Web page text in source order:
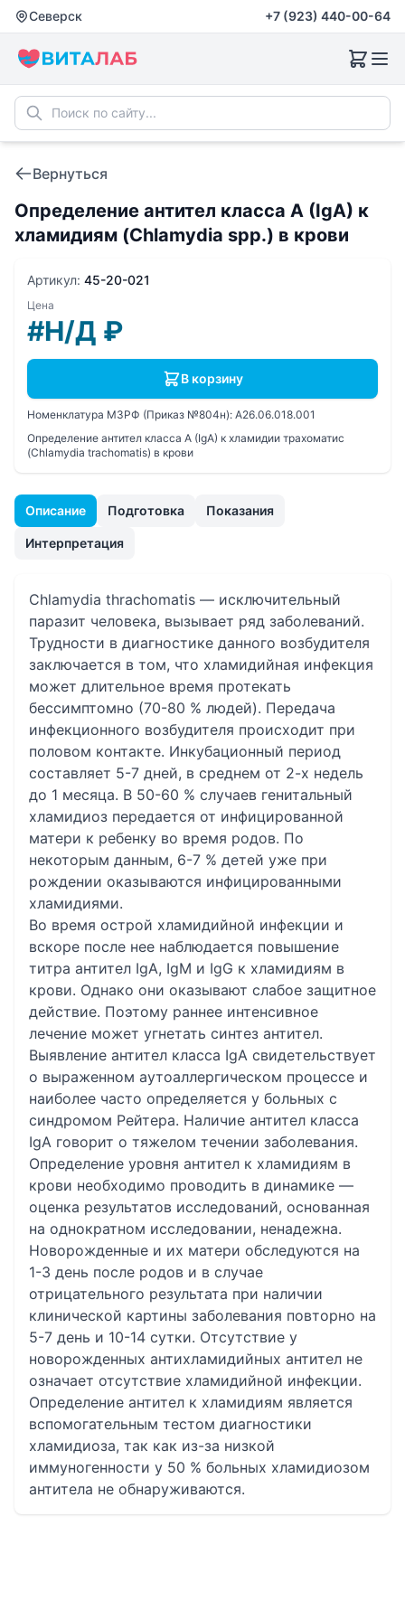
Северск +7 (923) 440-00-64
Вернуться
Определение антител класса A (IgA) к
хламидиям (Chlamydia spp.) в крови
Описание Подготовка Показания
Интерпретация
Chlamydia thrachomatis — исключительный
паразит человека, вызывает ряд заболеваний.
Трудности в диагностике данного возбудителя
заключается в том, что хламидийная инфекция
может длительное время протекать
бессимптомно (70-80 % людей). Передача
инфекционного возбудителя происходит при
половом контакте. Инкубационный период
составляет 5-7 дней, в среднем от 2-х недель
до 1 месяца. В 50-60 % случаев генитальный
хламидиоз передается от инфицированной
матери к ребенку во время родов. По
некоторым данным, 6-7 % детей уже при
рождении оказываются инфицированными
хламидиями.
Во время острой хламидийной инфекции и
вскоре после нее наблюдается повышение
титра антител IgА, IgМ и IgG к хламидиям в
крови. Однако они оказывают слабое защитное
действие. Поэтому раннее интенсивное
лечение может угнетать синтез антител.
Выявление антител класса IgА свидетельствует
о выраженном аутоаллергическом процессе и
наиболее часто определяется у больных с
синдромом Рейтера. Наличие антител класса
IgА говорит о тяжелом течении заболевания.
Определение уровня антител к хламидиям в
крови необходимо проводить в динамике —
оценка результатов исследований, основанная
на однократном исследовании, ненадежна.
Новорожденные и их матери обследуются на
1-3 день после родов и в случае
отрицательного результата при наличии
клинической картины заболевания повторно на
5-7 день и 10-14 сутки. Отсутствие у
новорожденных антихламидийных антител не
означает отсутствие хламидийной инфекции.
Определение антител к хламидиям является
вспомогательным тестом диагностики
хламидиоза, так как из-за низкой
иммуногенности у 50 % больных хламидиозом
антитела не обнаруживаются.
Артикул: 45-20-021
Цена
#Н/Д ₽
В корзину
Номенклатура МЗРФ (Приказ №804н): A26.06.018.001
Определение антител класса A (IgA) к хламидии трахоматис
(Chlamydia trachomatis) в крови